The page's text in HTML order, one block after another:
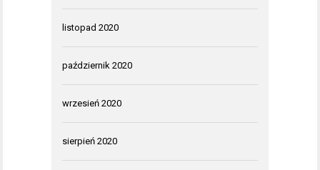
listopad 2020
październik 2020
wrzesień 2020
sierpień 2020